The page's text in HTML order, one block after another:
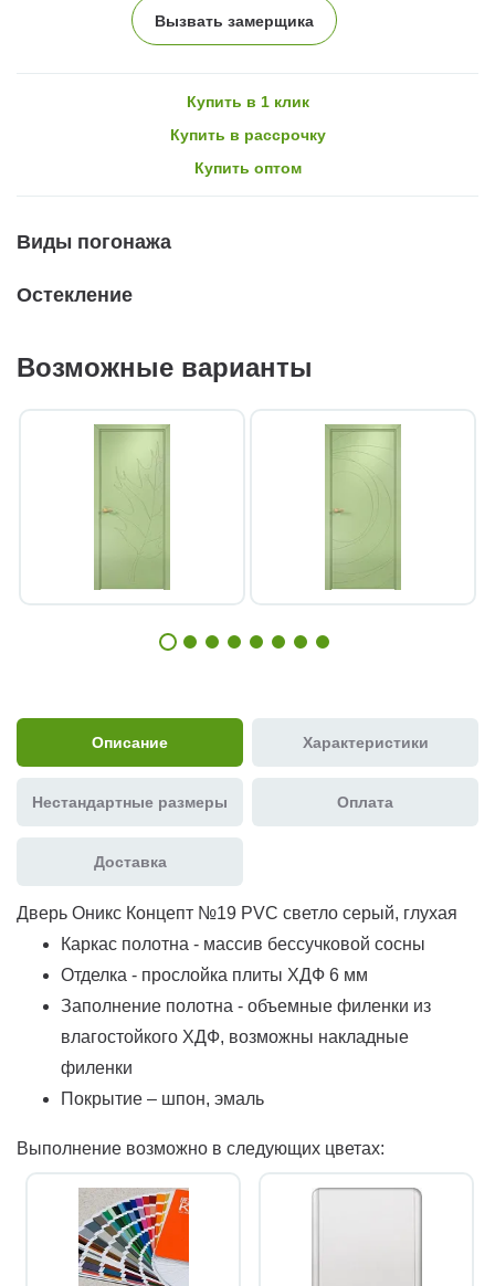
Вызвать замерщика
Купить в 1 клик
Купить в рассрочку
Купить оптом
Виды погонажа
Остекление
Возможные варианты
Описание Характеристики
Нестандартные размеры Оплата
Доставка
Дверь Оникс Концепт №19 PVC светло серый, глухая
Каркас полотна - массив бессучковой сосны
Отделка - прослойка плиты ХДФ 6 мм
Заполнение полотна - объемные филенки из
влагостойкого ХДФ, возможны накладные
филенки
Покрытие – шпон, эмаль
Выполнение возможно в следующих цветах: